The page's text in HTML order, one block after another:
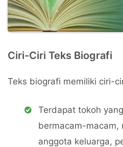
Ciri-Ciri Teks Biografi
Teks biografi memiliki ciri-
Terdapat tokoh
bermacam-macam,
anggota keluarga,